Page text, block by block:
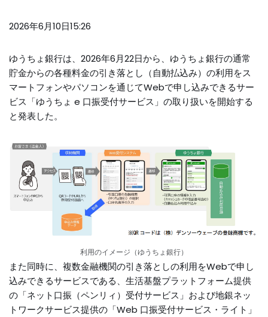
2026年6月10日15:26
ゆうちょ銀行は、2026年6月22日から、ゆうちょ銀行の通常
貯金からの各種料金の引き落とし（自動払込み）の利用をス
マートフォンやパソコンを通じてWebで申し込みできるサー
ビス「ゆうちょ e 口振受付サービス」の取り扱いを開始する
と発表した。
利用のイメージ（ゆうちょ銀行）
また同時に、複数金融機関の引き落としの利用をWebで申し
込みできるサービスである、生活基盤プラットフォーム提供
の「ネット口振（ペンリィ）受付サービス」および地銀ネッ
トワークサービス提供の「Web 口振受付サービス・ライト」